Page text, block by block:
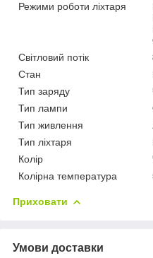
Режими роботи ліхтаря
Світловий потік
Стан
Тип заряду
Тип лампи
Тип живлення
Тип ліхтаря
Колір
Колірна температура
Приховати
Умови доставки